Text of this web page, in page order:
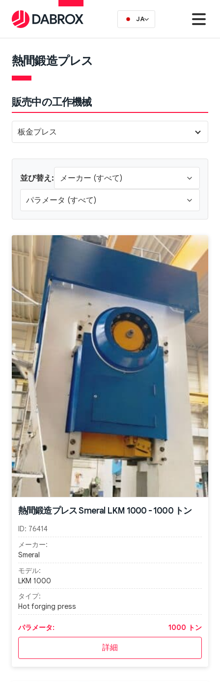
熱間鍛造プレス
販売中の工作機械
板金プレス
並び替え:
熱間鍛造プレス Smeral LKM 1000 - 1000 トン
ID: 76414
メーカー:
Smeral
モデル:
LKM 1000
タイプ:
Hot forging press
パラメータ: 1000 トン
詳細